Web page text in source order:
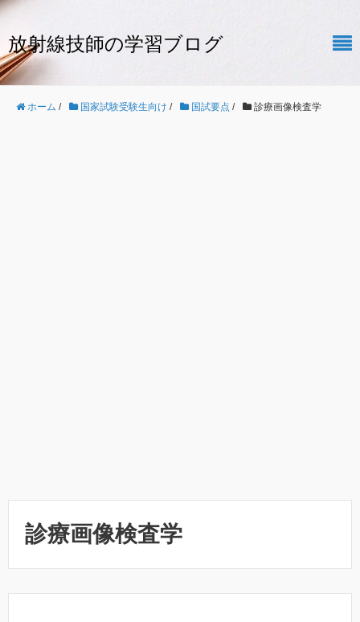
放射線技師の学習ブログ
ホーム / 国家試験受験生向け / 国試要点 / 診療画像検査学
診療画像検査学